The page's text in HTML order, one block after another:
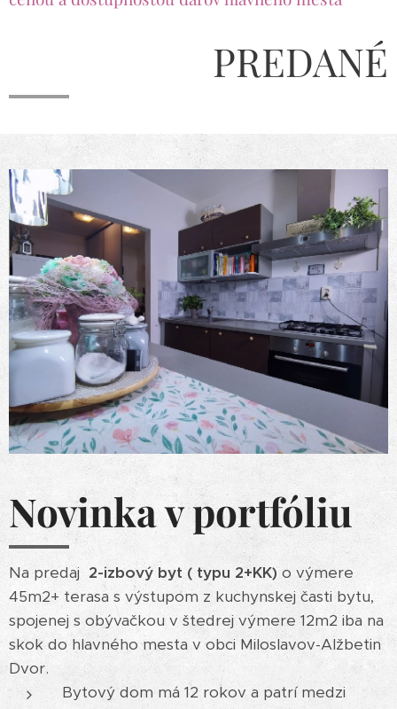
PREDANÉ
Novinka v portfóliu
Na predaj2-izbový byt ( typu 2+KK) o výmere
45m2+ terasa s výstupom z kuchynskej časti bytu,
spojenej s obývačkou v štedrej výmere 12m2 iba na
skok do hlavného mesta v obci Miloslavov-Alžbetin
Dvor.
Bytový dom má 12 rokov a patrí medzi